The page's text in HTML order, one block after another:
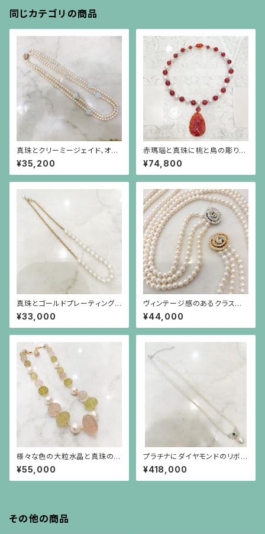
同じカテゴリの商品
真珠とクリーミージェイド、オパ
ールガラスのロングネックレス
¥35,200
赤瑪瑙と真珠に桃と鳥の彫りの
赤瑪瑙が揺れるネックレス
¥74,800
真珠とゴールドプレーティングを
したシルバーチェーンのネックレ
ス
¥33,000
ヴィンテージ感のあるクラスプ
のパール3連ネックレス
¥44,000
様々な色の大粒水晶と真珠のシ
ョートステーションネックレス
¥55,000
プラチナにダイヤモンドのリボ
ン、カボーションのエメラルドに
南洋真珠が揺れる、小さなパー
ルのネックレス
¥418,000
その他の商品